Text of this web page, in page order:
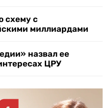
схему с
миллиардами
назвал ее
ЦРУ